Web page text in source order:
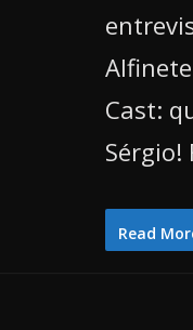
Cast:
Sérgio!
Read